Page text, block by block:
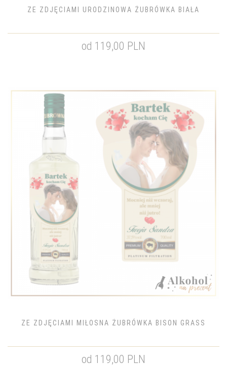
ZE ZDJĘCIAMI URODZINOWA ŻUBRÓWKA BIAŁA
od 119,00 PLN
ZE ZDJĘCIAMI MIŁOSNA ŻUBRÓWKA BISON GRASS
od 119,00 PLN